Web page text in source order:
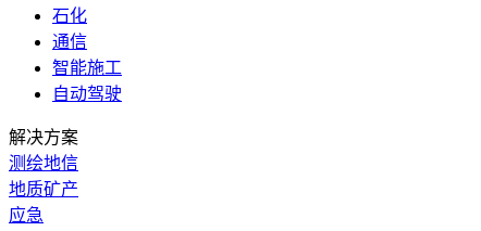
石化
通信
智能施工
自动驾驶
解决方案
测绘地信
地质矿产
应急